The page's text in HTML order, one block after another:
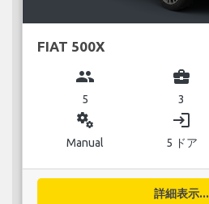
FIAT 500X
group
5
business_center
3
miscellaneous_services
Manual
login
5 ドア
詳細表示...